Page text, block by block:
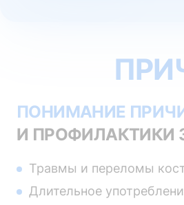
ПОНИМАНИЕ
И ПРОФИЛАКТИКИ
Травмы и переломы
Длительное